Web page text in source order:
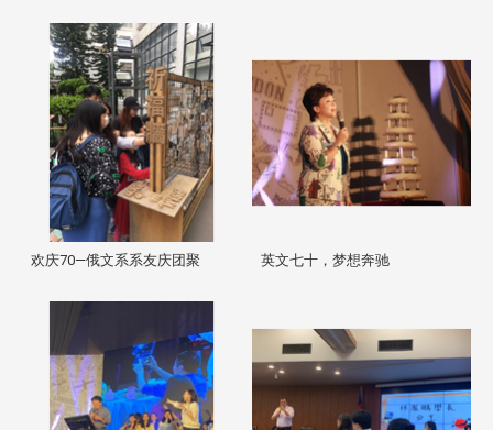
欢庆70—俄文系系友庆团聚 英文七十，梦想奔驰